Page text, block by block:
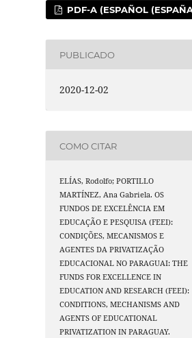
PDF-A (ESPAÑOL
PUBLICADO
2020-12-02
COMO CITAR
ELÍAS, Rodolfo; PORTILLO
MARTÍNEZ, Ana Gabriela. OS
FUNDOS DE EXCELÊNCIA EM
EDUCAÇÃO E PESQUISA (FEEI):
CONDIÇÕES, MECANISMOS E
AGENTES DA PRIVATIZAÇÃO
EDUCACIONAL NO PARAGUAI: THE
FUNDS FOR EXCELLENCE IN
EDUCATION AND RESEARCH (FEEI):
CONDITIONS, MECHANISMS AND
AGENTS OF EDUCATIONAL
PRIVATIZATION IN PARAGUAY.